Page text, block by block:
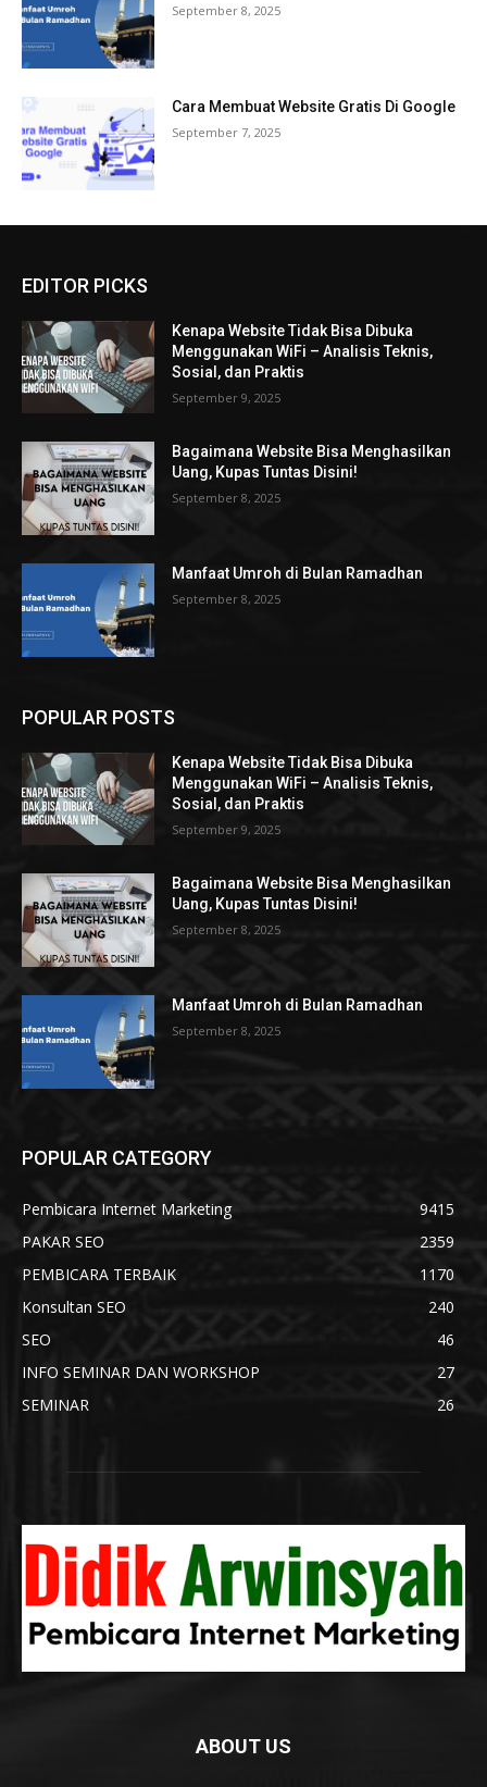
September 8, 2025
Cara Membuat Website Gratis Di Google
September 7, 2025
EDITOR PICKS
Kenapa Website Tidak Bisa Dibuka
Menggunakan WiFi – Analisis Teknis,
Sosial, dan Praktis
September 9, 2025
Bagaimana Website Bisa Menghasilkan
Uang, Kupas Tuntas Disini!
September 8, 2025
Manfaat Umroh di Bulan Ramadhan
September 8, 2025
POPULAR POSTS
Kenapa Website Tidak Bisa Dibuka
Menggunakan WiFi – Analisis Teknis,
Sosial, dan Praktis
September 9, 2025
Bagaimana Website Bisa Menghasilkan
Uang, Kupas Tuntas Disini!
September 8, 2025
Manfaat Umroh di Bulan Ramadhan
September 8, 2025
POPULAR CATEGORY
Pembicara Internet Marketing
9415
PAKAR SEO
2359
PEMBICARA TERBAIK
1170
Konsultan SEO
240
SEO
46
INFO SEMINAR DAN WORKSHOP
27
SEMINAR
26
ABOUT US